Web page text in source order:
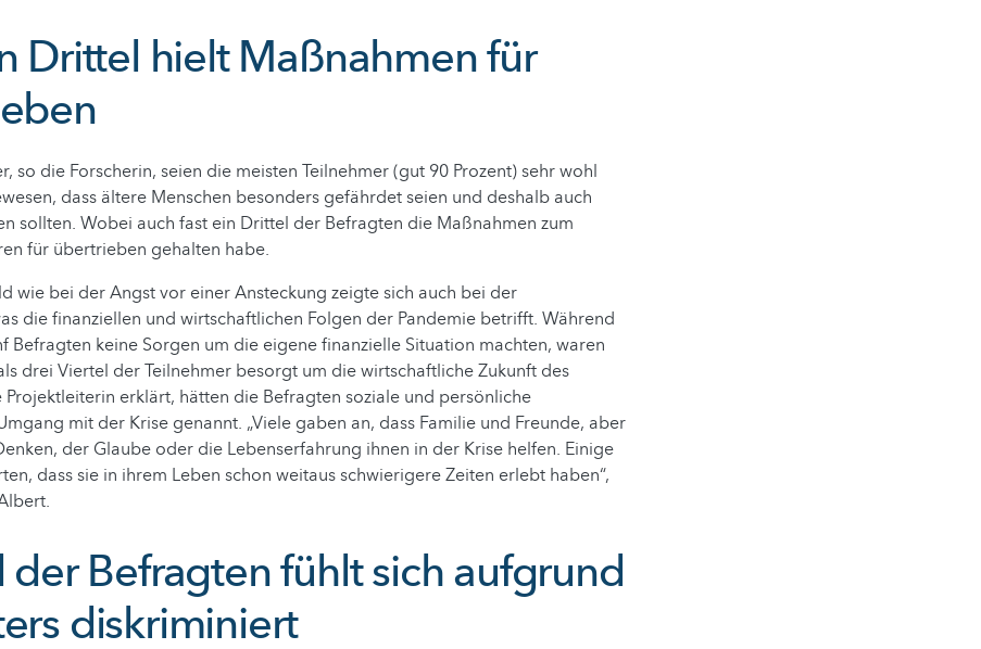
Drittel hielt Maßnahmen für
so die Forscherin, seien die meisten Teilnehmer (gut 90 Prozent) sehr wohl
dass ältere Menschen besonders gefährdet seien und deshalb auch
sollten. Wobei auch fast ein Drittel der Befragten die Maßnahmen zum
für übertrieben gehalten habe.
wie bei der Angst vor einer Ansteckung zeigte sich auch bei der
die finanziellen und wirtschaftlichen Folgen der Pandemie betrifft. Während
Befragten keine Sorgen um die eigene finanzielle Situation machten, waren
drei Viertel der Teilnehmer besorgt um die wirtschaftliche Zukunft des
Projektleiterin erklärt, hätten die Befragten soziale und persönliche
mit der Krise genannt. „Viele gaben an, dass Familie und Freunde, aber
der Glaube oder die Lebenserfahrung ihnen in der Krise helfen. Einige
dass sie in ihrem Leben schon weitaus schwierigere Zeiten erlebt haben“,
der Befragten fühlt sich aufgrund
diskriminiert